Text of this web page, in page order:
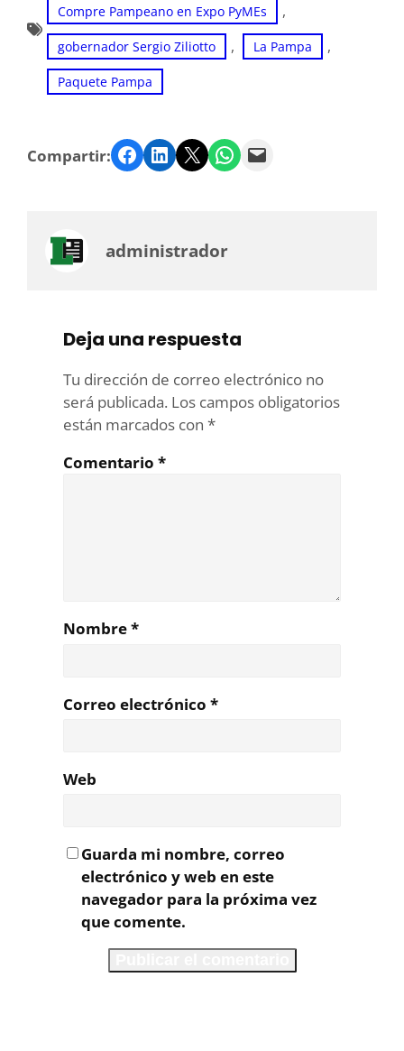
Compre Pampeano en Expo PyMEs ,
gobernador Sergio Ziliotto , La Pampa ,
Paquete Pampa
Compartir: Facebook LinkedIn Twitter WhatsApp Email
administrador
Deja una respuesta
Tu dirección de correo electrónico no
será publicada. Los campos obligatorios
están marcados con *
Comentario *
Nombre*
Correo electrónico *
Web
Guarda mi nombre, correo
electrónico y web en este
navegador para la próxima vez
que comente.